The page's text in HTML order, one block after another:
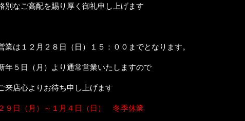
別なご高配を賜り厚く御礼申し上げます
業は１２月２８日（日）１５：００までとなります。
年５日（月）より通常営業いたしますので
来店心よりお待ち申し上げます
９日（月）～１月４日（日） 冬季休業